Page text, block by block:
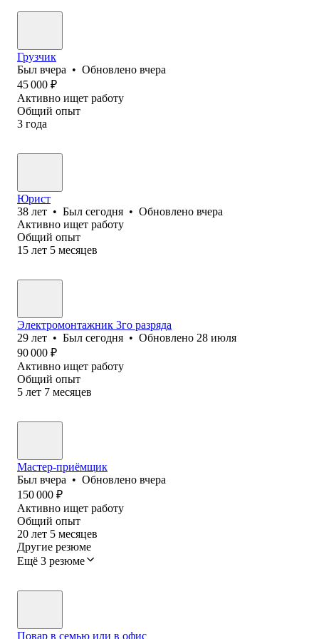
Грузчик
Был вчера • Обновлено вчера
45 000 ₽
Активно ищет работу
Общий опыт
3 года
Юрист
38 лет • Был сегодня • Обновлено вчера
Активно ищет работу
Общий опыт
15 лет 5 месяцев
Электромонтажник 3го разряда
29 лет • Был сегодня • Обновлено 28 июля
90 000 ₽
Активно ищет работу
Общий опыт
5 лет 7 месяцев
Мастер-приёмщик
Был вчера • Обновлено вчера
150 000 ₽
Активно ищет работу
Общий опыт
20 лет 5 месяцев
Другие резюме
Ещё 3 резюме
Повар в семью или в офис